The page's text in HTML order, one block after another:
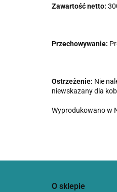
Zawartość netto:
Przechowywanie:
Ostrzeżenie: Nie
niewskazany dla
Wyprodukowano w
O sklepie